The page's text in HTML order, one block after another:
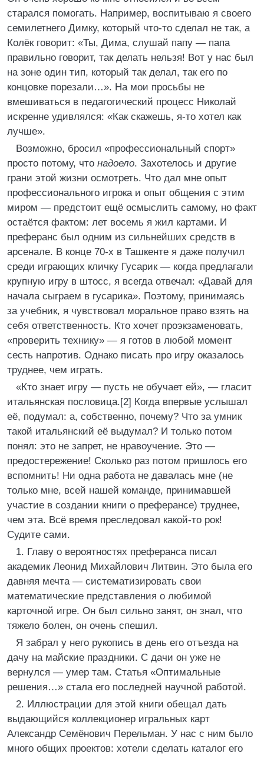
старался помогать. Например, воспитываю я своего
семилетнего Димку, который что-то сделал не так, а
Колёк говорит: «Ты, Дима, слушай папу ― папа
правильно говорит, так делать нельзя! Вот у нас был
на зоне один тип, который так делал, так его по
концовке порезали…». На мои просьбы не
вмешиваться в педагогический процесс Николай
искренне удивлялся: «Как скажешь, я-то хотел как
лучше».
Возможно, бросил «профессиональный спорт»
просто потому, что надоело. Захотелось и другие
грани этой жизни осмотреть. Что дал мне опыт
профессионального игрока и опыт общения с этим
миром ― предстоит ещё осмыслить самому, но факт
остаётся фактом: лет восемь я жил картами. И
преферанс был одним из сильнейших средств в
арсенале. В конце 70-х в Ташкенте я даже получил
среди играющих кличку Гусарик ― когда предлагали
крупную игру в штосс, я всегда отвечал: «Давай для
начала сыграем в гусарика». Поэтому, принимаясь
за учебник, я чувствовал моральное право взять на
себя ответственность. Кто хочет проэкзаменовать,
«проверить технику» ― я готов в любой момент
сесть напротив. Однако писать про игру оказалось
труднее, чем играть.
«Кто знает игру ― пусть не обучает ей», ― гласит
итальянская пословица.[2] Когда впервые услышал
её, подумал: а, собственно, почему? Что за умник
такой итальянский её выдумал? И только потом
понял: это не запрет, не нравоучение. Это ―
предостережение! Сколько раз потом пришлось его
вспомнить! Ни одна работа не давалась мне (не
только мне, всей нашей команде, принимавшей
участие в создании книги о преферансе) труднее,
чем эта. Всё время преследовал какой-то рок!
Судите сами.
1. Главу о вероятностях преферанса писал
академик Леонид Михайлович Литвин. Это была его
давняя мечта ― систематизировать свои
математические представления о любимой
карточной игре. Он был сильно занят, он знал, что
тяжело болен, он очень спешил.
Я забрал у него рукопись в день его отъезда на
дачу на майские праздники. С дачи он уже не
вернулся ― умер там. Статья «Оптимальные
решения…» стала его последней научной работой.
2. Иллюстрации для этой книги обещал дать
выдающийся коллекционер игральных карт
Александр Семёнович Перельман. У нас с ним было
много общих проектов: хотели сделать каталог его